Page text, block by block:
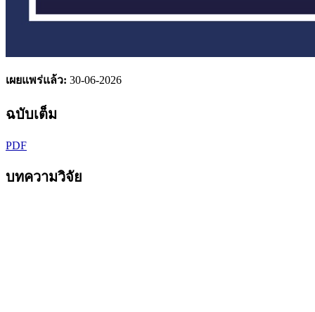
เผยแพร่แล้ว: 30-06-2026
ฉบับเต็ม
PDF
บทความวิจัย